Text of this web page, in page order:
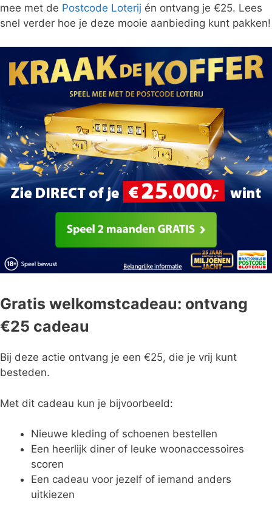
mee met de Postcode Loterij én ontvang je €25. Lees
snel verder hoe je deze mooie aanbieding kunt pakken!
Gratis welkomstcadeau: ontvang
€25 cadeau
Bij deze actie ontvang je een €25, die je vrij kunt
besteden.
Met dit cadeau kun je bijvoorbeeld:
Nieuwe kleding of schoenen bestellen
Een heerlijk diner of leuke woonaccessoires
scoren
Een cadeau voor jezelf of iemand anders
uitkiezen